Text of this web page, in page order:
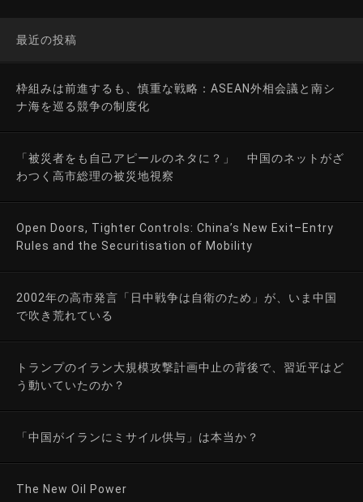
最近の投稿
枠組みは前進するも、慎重な戦略：ASEAN外相会議と南シ
ナ海を巡る競争の制度化
「被災者をも自己アピールのネタに？」 中国のネットがざ
わつく高市総理の被災地視察
Open Doors, Tighter Controls: China’s New Exit–Entry
Rules and the Securitisation of Mobility
2002年の高市発言「日中戦争は自衛のため」が、いま中国
で吹き荒れている
トランプのイラン大規模攻撃計画中止の背後で、習近平はど
う動いていたのか？
「中国がイランにミサイル供与」は本当か？
The New Oil Power